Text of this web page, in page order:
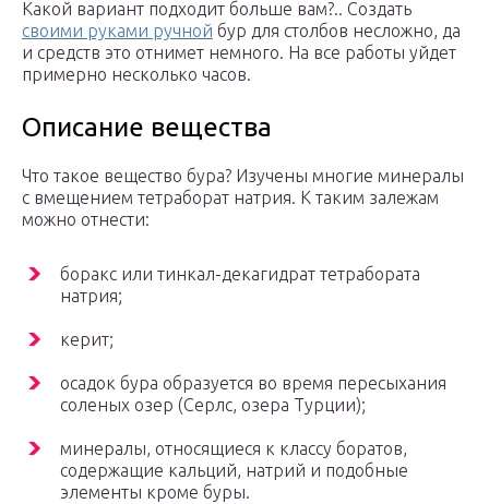
Какой вариант подходит больше вам?.. Создать
своими руками ручной бур для столбов несложно, да
и средств это отнимет немного. На все работы уйдет
примерно несколько часов.
Описание вещества
Что такое вещество бура? Изучены многие минералы
с вмещением тетраборат натрия. К таким залежам
можно отнести:
боракс или тинкал-декагидрат тетрабората
натрия;
керит;
осадок бура образуется во время пересыхания
соленых озер (Серлс, озера Турции);
минералы, относящиеся к классу боратов,
содержащие кальций, натрий и подобные
элементы кроме буры.